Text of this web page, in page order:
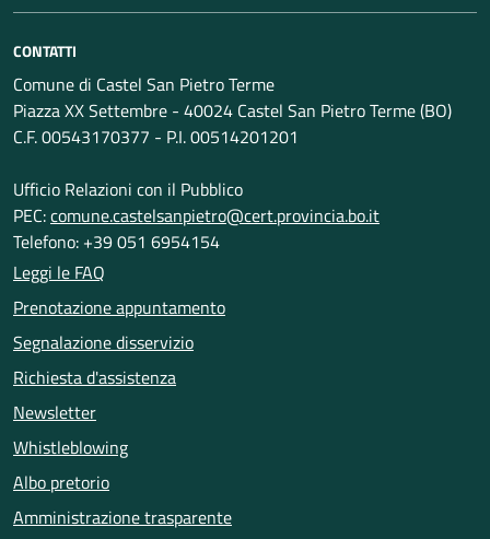
CONTATTI
Comune di Castel San Pietro Terme
Piazza XX Settembre - 40024 Castel San Pietro Terme (BO)
C.F. 00543170377 - P.I. 00514201201
Ufficio Relazioni con il Pubblico
PEC:comune.castelsanpietro@cert.provincia.bo.it
Telefono: +39 051 6954154
Leggi le FAQ
Prenotazione appuntamento
Segnalazione disservizio
Richiesta d'assistenza
Newsletter
Whistleblowing
Albo pretorio
Amministrazione trasparente